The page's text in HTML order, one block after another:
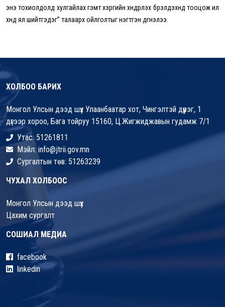
энэ тохиолдолд хулгайлах гэмт хэргийн хүндрүүлэх бүрэлдэхүүнд тооцож илүү
хүнд ял шийтгэдэг” талаарх ойлголтыг нэгтгэн дүгнэлээ.
ХОЛБОО БАРИХ
Монгол Улсын дээд шүүх Улаанбаатар хот, Чингэлтэй дүүрэг, 1
дүгээр хороо, Бага тойруу 15160, Ц.Жигжиджавын гудамж 7/1
Утас: 51261811
Мэйл: info@jtrii.gov.mn
Сургалтын төв: 51263239
ЧУХАЛ ХОЛБООС
Монгол Улсын дээд шүүх
Цахим сургалт
СОШИАЛ МЕДИА
facebook
linkedin